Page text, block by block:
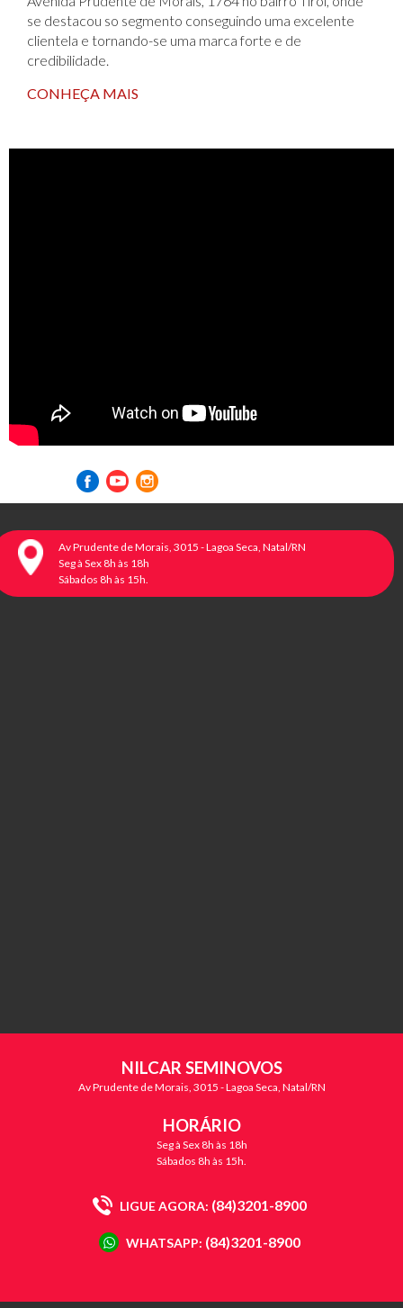
se destacou so segmento conseguindo uma excelente
clientela e tornando-se uma marca forte e de
credibilidade.
CONHEÇA MAIS
Av Prudente de Morais, 3015 - Lagoa Seca, Natal/RN
Seg à Sex 8h às 18h
Sábados 8h às 15h.
NILCAR SEMINOVOS
Av Prudente de Morais, 3015 - Lagoa Seca, Natal/RN
HORÁRIO
Seg à Sex 8h às 18h
Sábados 8h às 15h.
LIGUE AGORA: (84)3201-8900
WHATSAPP: (84)3201-8900